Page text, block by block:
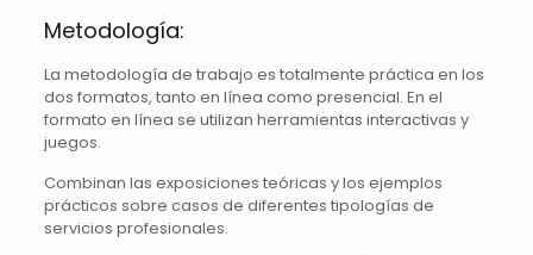
Metodología:
La metodología de trabajo es totalmente práctica en los
dos formatos, tanto en línea como presencial. En el
formato en línea se utilizan herramientas interactivas y
juegos.
Combinan las exposiciones teóricas y los ejemplos
prácticos sobre casos de diferentes tipologías de
servicios profesionales.